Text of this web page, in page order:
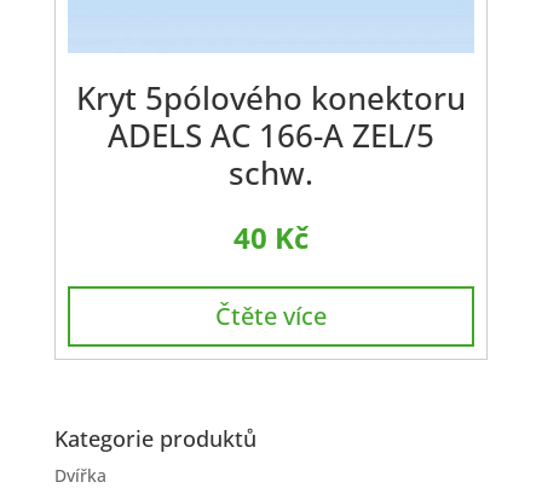
Kryt 5pólového konektoru
ADELS AC 166-A ZEL/5
schw.
40 Kč
Čtěte více
Kategorie produktů
Dvířka